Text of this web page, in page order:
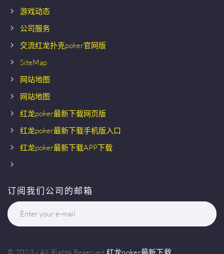
游戏动态
公司服务
交流红龙扑克poker官网版
SiteMap
网站地图
网站地图
红龙poker最新下载网页版
红龙poker最新下载手机版入口
红龙poker最新下载APP下载
订阅我们公司的邮箱
Enter your e-mail